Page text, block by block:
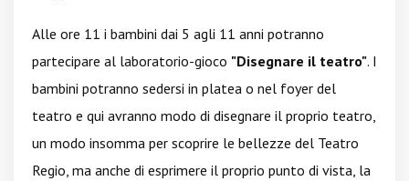
Alle ore 11 i bambini dai 5 agli 11 anni potranno
partecipare al laboratorio-gioco "Disegnare il teatro". I
bambini potranno sedersi in platea o nel foyer del
teatro e qui avranno modo di disegnare il proprio teatro,
un modo insomma per scoprire le bellezze del Teatro
Regio, ma anche di esprimere il proprio punto di vista, la